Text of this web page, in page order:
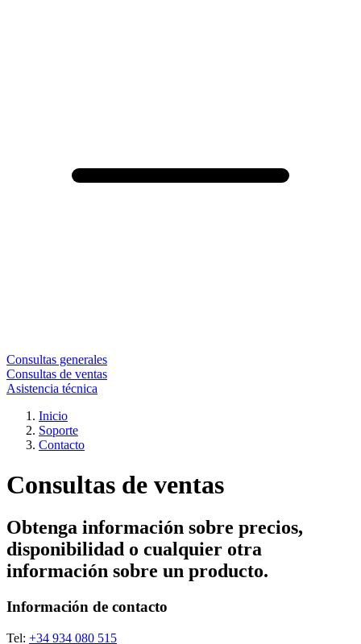
Consultas generales
Consultas de ventas
Asistencia técnica
Inicio
Soporte
Contacto
Consultas de ventas
Obtenga información sobre precios,
disponibilidad o cualquier otra
información sobre un producto.
Información de contacto
Tel: +34 934 080 515